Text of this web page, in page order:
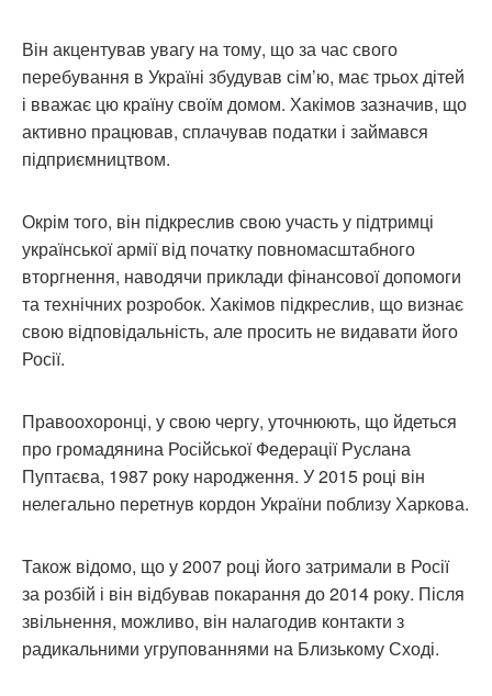
Він акцентував увагу на тому, що за час свого
перебування в Україні збудував сім’ю, має трьох дітей
і вважає цю країну своїм домом. Хакімов зазначив, що
активно працював, сплачував податки і займався
підприємництвом.
Окрім того, він підкреслив свою участь у підтримці
української армії від початку повномасштабного
вторгнення, наводячи приклади фінансової допомоги
та технічних розробок. Хакімов підкреслив, що визнає
свою відповідальність, але просить не видавати його
Росії.
Правоохоронці, у свою чергу, уточнюють, що йдеться
про громадянина Російської Федерації Руслана
Пуптаєва, 1987 року народження. У 2015 році він
нелегально перетнув кордон України поблизу Харкова.
Також відомо, що у 2007 році його затримали в Росії
за розбій і він відбував покарання до 2014 року. Після
звільнення, можливо, він налагодив контакти з
радикальними угрупованнями на Близькому Сході.